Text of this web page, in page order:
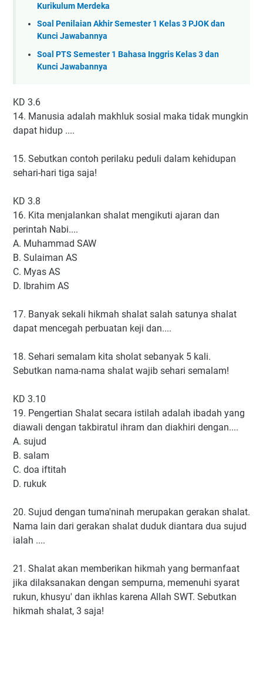
Kurikulum Merdeka
Soal Penilaian Akhir Semester 1 Kelas 3 PJOK dan
Kunci Jawabannya
Soal PTS Semester 1 Bahasa Inggris Kelas 3 dan
Kunci Jawabannya
KD 3.6
14. Manusia adalah makhluk sosial maka tidak mungkin
dapat hidup ....
15. Sebutkan contoh perilaku peduli dalam kehidupan
sehari-hari tiga saja!
KD 3.8
16. Kita menjalankan shalat mengikuti ajaran dan
perintah Nabi....
A. Muhammad SAW
B. Sulaiman AS
C. Myas AS
D. Ibrahim AS
17. Banyak sekali hikmah shalat salah satunya shalat
dapat mencegah perbuatan keji dan....
18. Sehari semalam kita sholat sebanyak 5 kali.
Sebutkan nama-nama shalat wajib sehari semalam!
KD 3.10
19. Pengertian Shalat secara istilah adalah ibadah yang
diawali dengan takbiratul ihram dan diakhiri dengan....
A. sujud
B. salam
C. doa iftitah
D. rukuk
20. Sujud dengan tuma'ninah merupakan gerakan shalat.
Nama lain dari gerakan shalat duduk diantara dua sujud
ialah ....
21. Shalat akan memberikan hikmah yang bermanfaat
jika dilaksanakan dengan sempurna, memenuhi syarat
rukun, khusyu' dan ikhlas karena Allah SWT. Sebutkan
hikmah shalat, 3 saja!